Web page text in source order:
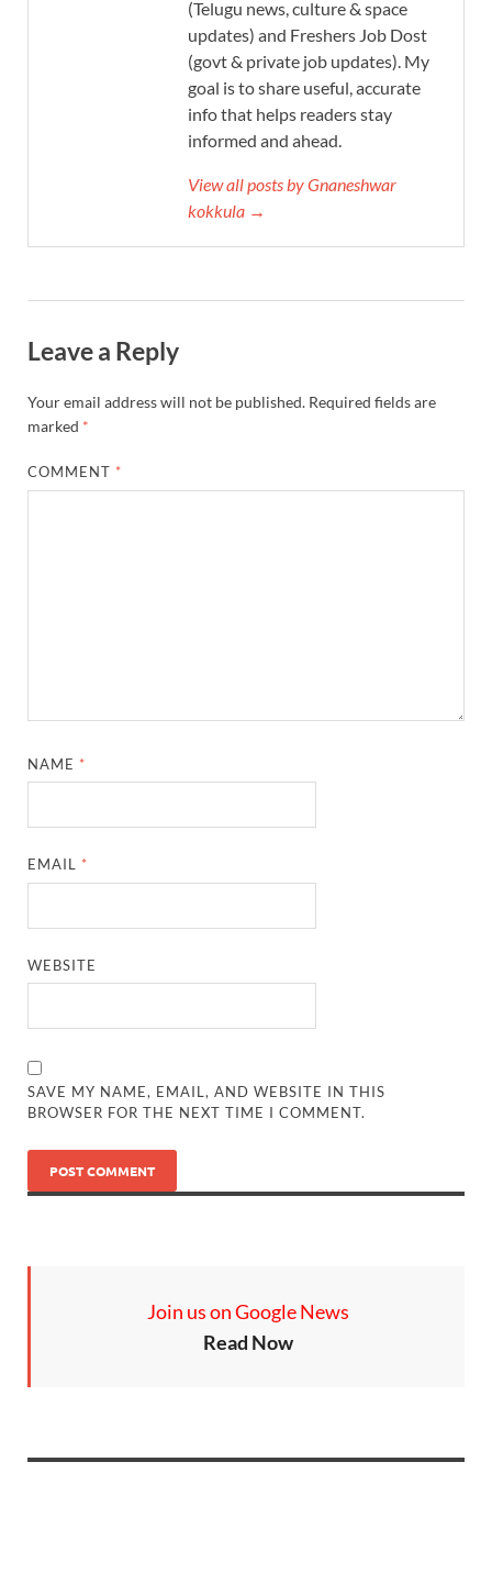
(Telugu news, culture & space
updates) and Freshers Job Dost
(govt & private job updates). My
goal is to share useful, accurate
info that helps readers stay
informed and ahead.
View all posts by Gnaneshwar
kokkula →
Leave a Reply
Your email address will not be published. Required fields are
marked *
COMMENT *
NAME *
EMAIL *
WEBSITE
SAVE MY NAME, EMAIL, AND WEBSITE IN THIS
BROWSER FOR THE NEXT TIME I COMMENT.
Join us on Google News
Read Now